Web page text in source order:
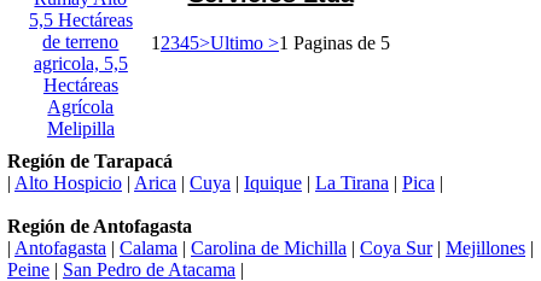
1 2345>Ultimo >1 Paginas de 5
Región de Tarapacá
| Alto Hospicio | Arica | Cuya | Iquique | La Tirana | Pica |
Región de Antofagasta
| Antofagasta | Calama | Carolina de Michilla | Coya Sur| Mejillones |
Peine | San Pedro de Atacama |